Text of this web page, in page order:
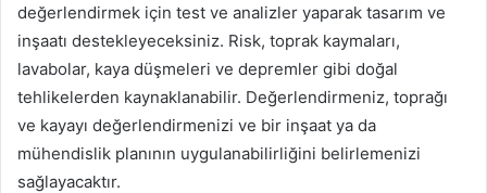
değerlendirmek için test ve analizler yaparak tasarım ve
inşaatı destekleyeceksiniz. Risk, toprak kaymaları,
lavabolar, kaya düşmeleri ve depremler gibi doğal
tehlikelerden kaynaklanabilir. Değerlendirmeniz, toprağı
ve kayayı değerlendirmenizi ve bir inşaat ya da
mühendislik planının uygulanabilirliğini belirlemenizi
sağlayacaktır.